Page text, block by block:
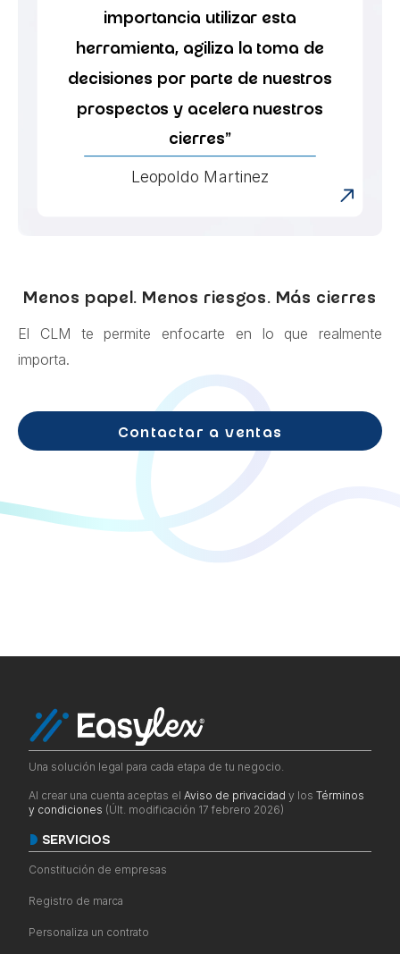
importancia utilizar esta
herramienta, agiliza la toma de
decisiones por parte de nuestros
prospectos y acelera nuestros
cierres”
Leopoldo Martinez
Menos papel. Menos riesgos. Más cierres
El CLM te permite enfocarte en lo que realmente
importa.
Contactar a ventas
Una solución legal para cada etapa de tu negocio.
Al crear una cuenta aceptas el Aviso de privacidad y los Términos
y condiciones (Últ. modificación 17 febrero 2026)
SERVICIOS
Constitución de empresas
Registro de marca
Personaliza un contrato